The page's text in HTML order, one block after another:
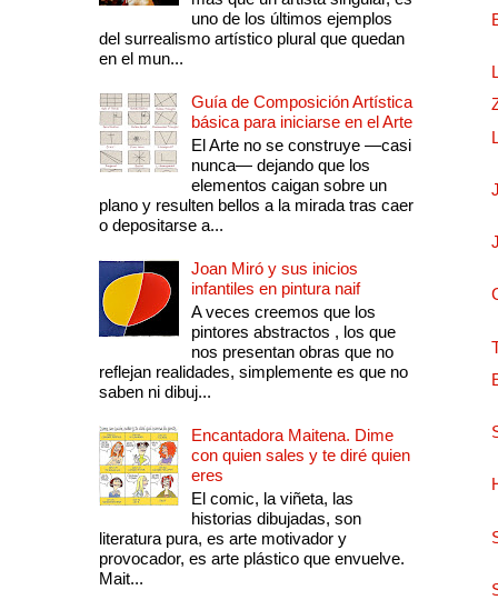
uno de los últimos ejemplos
del surrealismo artístico plural que quedan
en el mun...
Guía de Composición Artística
básica para iniciarse en el Arte
El Arte no se construye —casi
nunca— dejando que los
elementos caigan sobre un
plano y resulten bellos a la mirada tras caer
o depositarse a...
Joan Miró y sus inicios
infantiles en pintura naif
A veces creemos que los
pintores abstractos , los que
nos presentan obras que no
reflejan realidades, simplemente es que no
saben ni dibuj...
Encantadora Maitena. Dime
con quien sales y te diré quien
eres
El comic, la viñeta, las
historias dibujadas, son
literatura pura, es arte motivador y
provocador, es arte plástico que envuelve.
Mait...